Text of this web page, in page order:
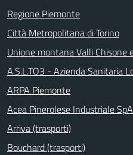
Regione Piemonte
Città Metropolitana di Torino
Unione montana Valli Chisone
A.S.L.TO3 - Azienda Sanitaria
ARPA Piemonte
Acea Pinerolese Industriale SpA
Arriva (trasporti)
Bouchard (trasporti)